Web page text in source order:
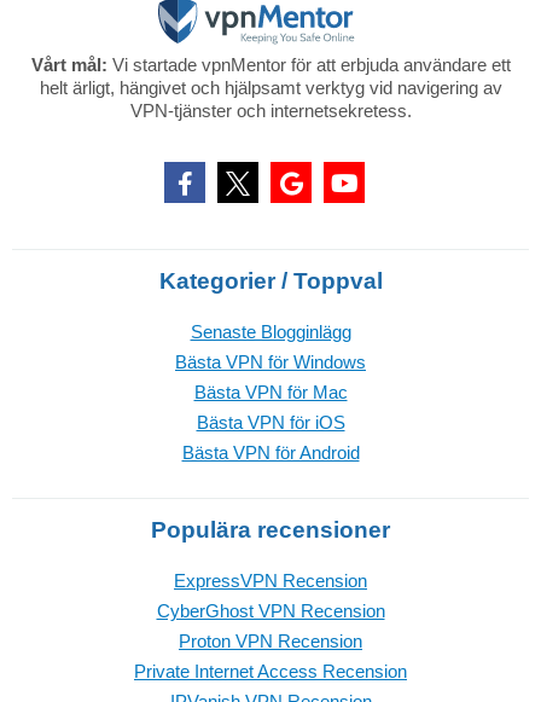
Vårt mål: Vi startade vpnMentor för att erbjuda användare ett
helt ärligt, hängivet och hjälpsamt verktyg vid navigering av
VPN-tjänster och internetsekretess.
Kategorier / Toppval
Senaste Blogginlägg
Bästa VPN för Windows
Bästa VPN för Mac
Bästa VPN för iOS
Bästa VPN för Android
Populära recensioner
ExpressVPN Recension
CyberGhost VPN Recension
Proton VPN Recension
Private Internet Access Recension